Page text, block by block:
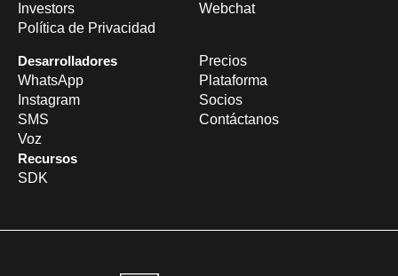
Investors
Política de Privacidad
Webchat
Desarrolladores
WhatsApp
Instagram
SMS
Voz
Recursos
SDK
Precios
Plataforma
Socios
Contáctanos